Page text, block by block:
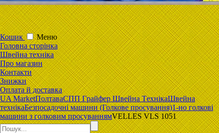
Кошик
Меню
Головна сторiнка
Швейна техніка
Про магазин
Контакти
Знижки
Оплата й доставка
UA MarketПолтаваCПП Гpaйфep Швeйна ТexнiкаШвейна
технікаБезпосадочні машини (Голкове просування)1-но голкові
машини з голковим просуваннямVELLES VLS 1051